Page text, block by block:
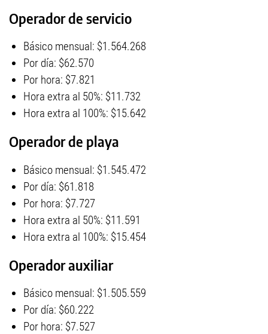
Operador de servicio
Básico mensual: $1.564.268
Por día: $62.570
Por hora: $7.821
Hora extra al 50%: $11.732
Hora extra al 100%: $15.642
Operador de playa
Básico mensual: $1.545.472
Por día: $61.818
Por hora: $7.727
Hora extra al 50%: $11.591
Hora extra al 100%: $15.454
Operador auxiliar
Básico mensual: $1.505.559
Por día: $60.222
Por hora: $7.527